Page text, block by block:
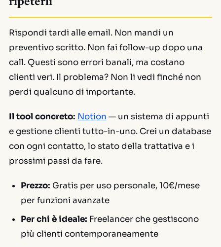
Rispondi tardi alle email. Non mandi un
preventivo scritto. Non fai follow-up dopo una
call. Questi sono errori banali, ma costano
clienti veri. Il problema? Non li vedi finché non
perdi qualcuno di importante.
Il tool concreto: Notion — un sistema di appunti
e gestione clienti tutto-in-uno. Crei un database
con ogni contatto, lo stato della trattativa e i
prossimi passi da fare.
Prezzo: Gratis per uso personale, 10€/mese
per funzioni avanzate
Per chi è ideale: Freelancer che gestiscono
più clienti contemporaneamente